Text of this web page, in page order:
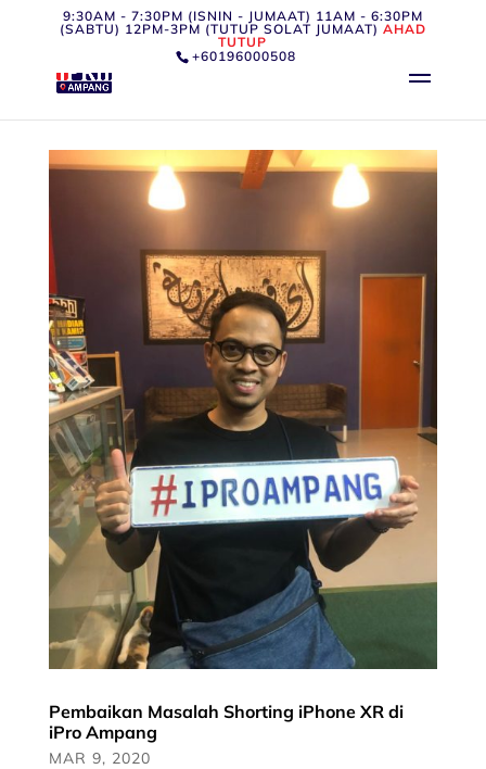
9:30AM - 7:30PM (ISNIN - JUMAAT) 11AM - 6:30PM
(SABTU) 12PM-3PM (TUTUP SOLAT JUMAAT) AHAD
TUTUP
+60196000508
Pembaikan Masalah Shorting iPhone XR di
iPro Ampang
MAR 9, 2020